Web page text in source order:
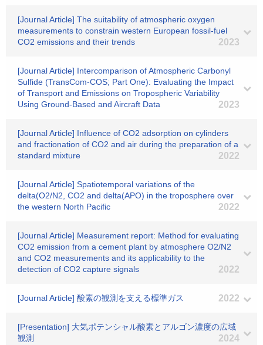
[Journal Article] The suitability of atmospheric oxygen
measurements to constrain western European fossil-fuel
CO2 emissions and their trends
2023
[Journal Article] Intercomparison of Atmospheric Carbonyl
Sulfide (TransCom‐COS; Part One): Evaluating the Impact
of Transport and Emissions on Tropospheric Variability
Using Ground‐Based and Aircraft Data
2023
[Journal Article] Influence of CO2 adsorption on cylinders
and fractionation of CO2 and air during the preparation of a
standard mixture
2022
[Journal Article] Spatiotemporal variations of the
delta(O2/N2, CO2 and delta(APO) in the troposphere over
the western North Pacific
2022
[Journal Article] Measurement report: Method for evaluating
CO2 emission from a cement plant by atmosphere O2/N2
and CO2 measurements and its applicability to the
detection of CO2 capture signals
2022
[Journal Article] 酸素の観測を支える標準ガス 2022
[Presentation] 大気ポテンシャル酸素とアルゴン濃度の広域
観測
2024